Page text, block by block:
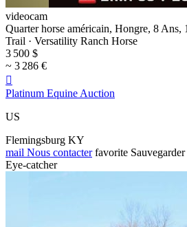
videocam
Quarter horse américain, Hongre, 8 Ans,
Trail · Versatility Ranch Horse
3 500 $
~ 3 286 €

Platinum Equine Auction
US
Flemingsburg KY
mail Nous contacter favorite Sauvegarder
Eye-catcher